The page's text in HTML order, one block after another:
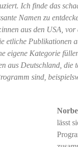
Ich finde das
Namen zu
aus den USA, vor
etliche Publikationen
eigene Kategorie
aus Deutschland, die
sind,
lässt